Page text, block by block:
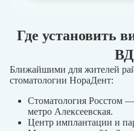
Где установить
Ближайшими для жителей
стоматологии НораДент:
Стоматология Росстом
метро Алексеевская.
Центр имплантации и